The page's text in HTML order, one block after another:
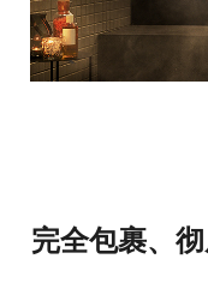
完全包裹、